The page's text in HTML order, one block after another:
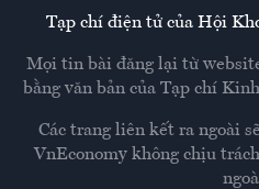
Tạp chí điện tử của Hội
Mọi tin bài đăng lại từ
bằng văn bản của Tạp chí
Các trang liên kết ra ngoài
VnEconomy không chịu